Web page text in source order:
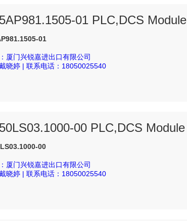
01 PLC,DCS Module
01
厦门兴锐嘉进出口有限公司
晓婷 | 联系电话：18050025540
00 PLC,DCS Module
00
厦门兴锐嘉进出口有限公司
晓婷 | 联系电话：18050025540